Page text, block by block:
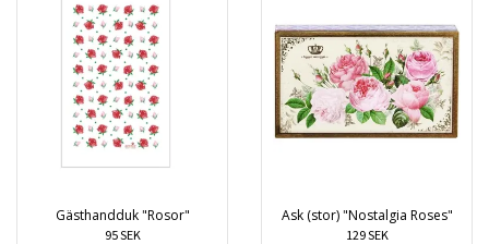
Gästhandduk "Rosor"
95 SEK
Ask (stor) "Nostalgia Roses"
129 SEK